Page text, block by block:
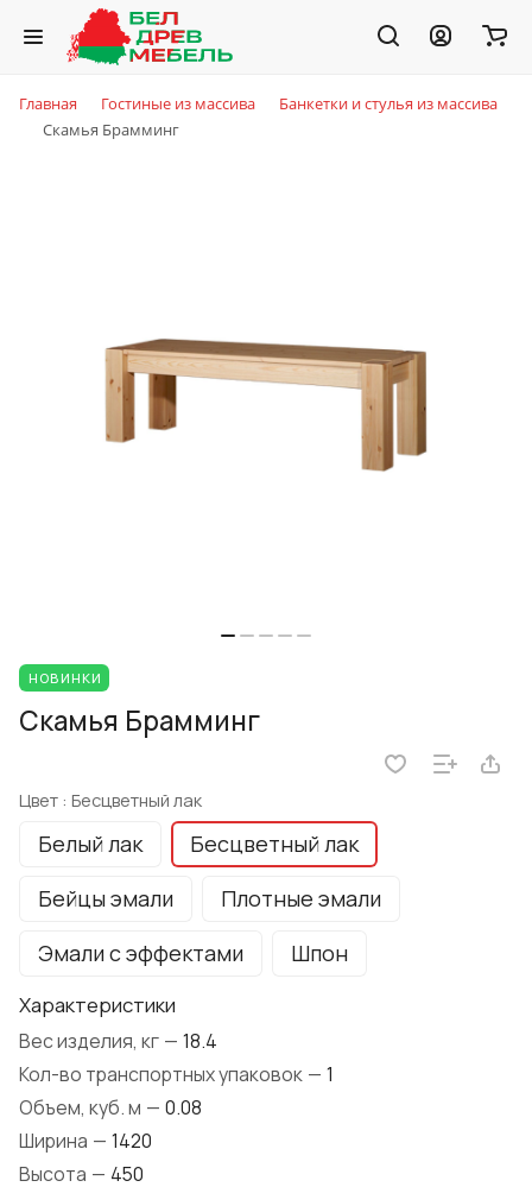
Главная Гостиные из массива
Банкетки и стулья из массива
Скамья Брамминг
НОВИНКИ
Скамья Брамминг
Цвет : Бесцветный лак
Белый лак
Бесцветный лак
Бейцы эмали
Плотные эмали
Эмали с эффектами
Шпон
Характеристики
Вес изделия, кг — 18.4
Кол-во транспортных упаковок — 1
Объем, куб. м — 0.08
Ширина — 1420
Высота — 450